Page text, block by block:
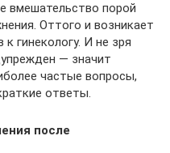
вмешательство порой
Оттого и возникает
гинекологу. И не зря
― значит
частые вопросы,
ответы.
после